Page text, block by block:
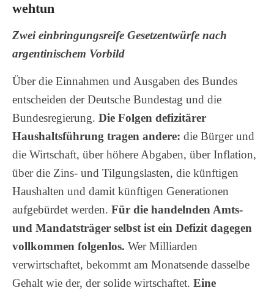
wehtun
Zwei einbringungsreife Gesetzentwürfe nach
argentinischem Vorbild
Über die Einnahmen und Ausgaben des Bundes
entscheiden der Deutsche Bundestag und die
Bundesregierung. Die Folgen defizitärer
Haushaltsführung tragen andere: die Bürger und
die Wirtschaft, über höhere Abgaben, über Inflation,
über die Zins- und Tilgungslasten, die künftigen
Haushalten und damit künftigen Generationen
aufgebürdet werden. Für die handelnden Amts-
und Mandatsträger selbst ist ein Defizit dagegen
vollkommen folgenlos. Wer Milliarden
verwirtschaftet, bekommt am Monatsende dasselbe
Gehalt wie der, der solide wirtschaftet. Eine